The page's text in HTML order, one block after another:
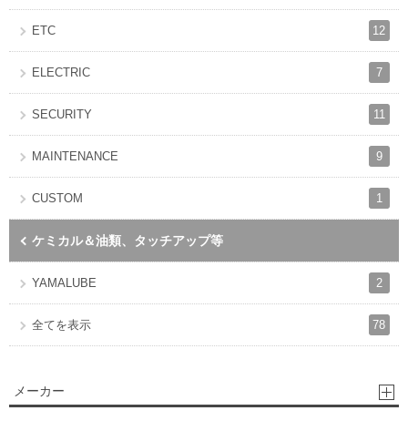
ETC 12
ELECTRIC 7
SECURITY 11
MAINTENANCE 9
CUSTOM 1
ケミカル＆油類、タッチアップ等
YAMALUBE 2
全てを表示 78
メーカー